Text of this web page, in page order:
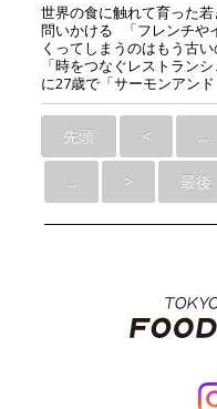
世界の食に触れて育った
問いかける 「フレンチや
くってしまうのはもう古
「時をつなぐレストラン
に27歳で「サーモンアン
先頭 < ...
... > 最後